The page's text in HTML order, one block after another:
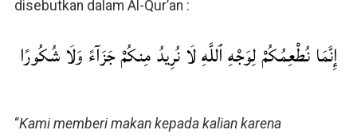
disebutkan dalam Al-Qur’an :
إِنَّمَا نُطْعِمُكُمْ لِوَجْهِ ٱللَّهِ لَا نُرِيدُ مِنكُمْ جَزَآءً وَلَا شُكُورًا
“Kami memberi makan kepada kalian karena